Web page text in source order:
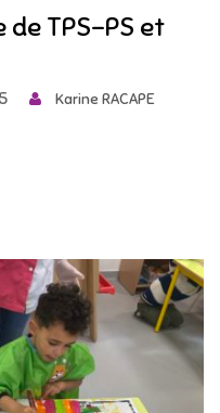
de TPS-PS et
Karine RACAPE